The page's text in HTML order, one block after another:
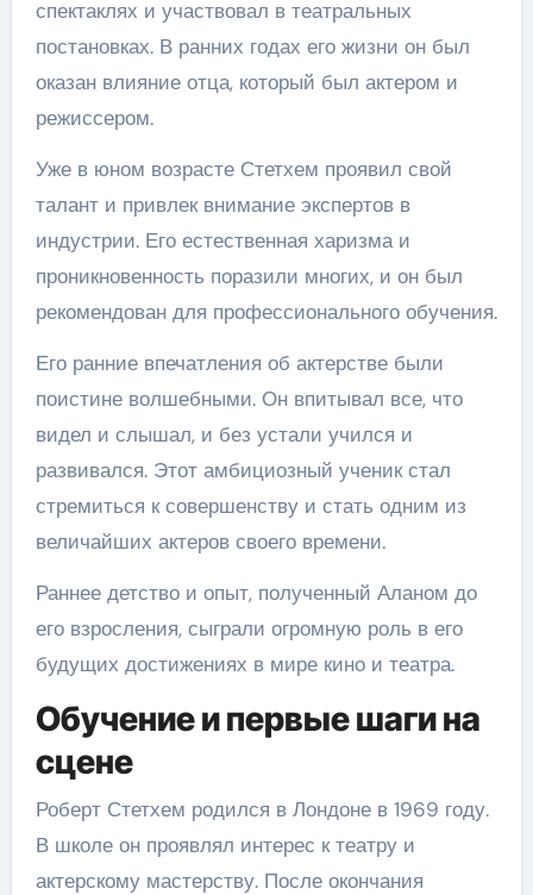
спектаклях и участвовал в театральных
постановках. В ранних годах его жизни он был
оказан влияние отца, который был актером и
режиссером.
Уже в юном возрасте Стетхем проявил свой
талант и привлек внимание экспертов в
индустрии. Его естественная харизма и
проникновенность поразили многих, и он был
рекомендован для профессионального обучения.
Его ранние впечатления об актерстве были
поистине волшебными. Он впитывал все, что
видел и слышал, и без устали учился и
развивался. Этот амбициозный ученик стал
стремиться к совершенству и стать одним из
величайших актеров своего времени.
Раннее детство и опыт, полученный Аланом до
его взросления, сыграли огромную роль в его
будущих достижениях в мире кино и театра.
Обучение и первые шаги на
сцене
Роберт Стетхем родился в Лондоне в 1969 году.
В школе он проявлял интерес к театру и
актерскому мастерству. После окончания